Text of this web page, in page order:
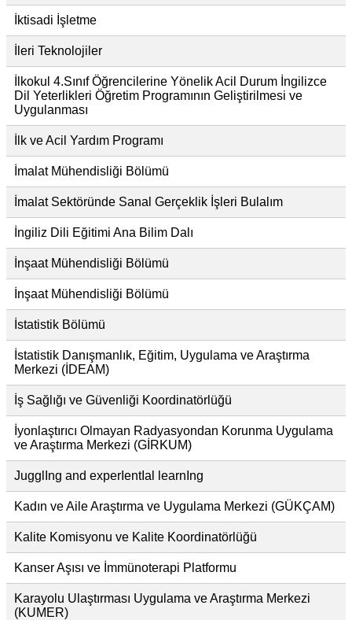
İktisadi İşletme
İleri Teknolojiler
İlkokul 4.Sınıf Öğrencilerine Yönelik Acil Durum İngilizce
Dil Yeterlikleri Öğretim Programının Geliştirilmesi ve
Uygulanması
İlk ve Acil Yardım Programı
İmalat Mühendisliği Bölümü
İmalat Sektöründe Sanal Gerçeklik İşleri Bulalım
İngiliz Dili Eğitimi Ana Bilim Dalı
İnşaat Mühendisliği Bölümü
İnşaat Mühendisliği Bölümü
İstatistik Bölümü
İstatistik Danışmanlık, Eğitim, Uygulama ve Araştırma
Merkezi (İDEAM)
İş Sağlığı ve Güvenliği Koordinatörlüğü
İyonlaştırıcı Olmayan Radyasyondan Korunma Uygulama
ve Araştırma Merkezi (GİRKUM)
JugglIng and experIentIal learnIng
Kadın ve Aile Araştırma ve Uygulama Merkezi (GÜKÇAM)
Kalite Komisyonu ve Kalite Koordinatörlüğü
Kanser Aşısı ve İmmünoterapi Platformu
Karayolu Ulaştırması Uygulama ve Araştırma Merkezi
(KUMER)